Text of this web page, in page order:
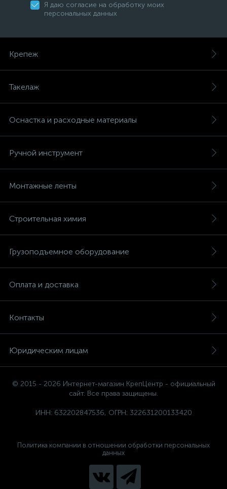
Я даю согласие на обработку моих
персональных данных
Крепеж
Такелаж
Оснастка и расходные материалы
Ручной инструмент
Монтажные ленты
Строительная химия
Грузоподъемное оборудование
Оплата и доставка
Контакты
Юридическим лицам
© 2015 - 2026 Интернет-магазин КрепЦентр - официальный
сайт. Все права защищены.
ИНН: 632202847536, ОГРН: 322631200133420
Политика компании в отношении обработки персональных
данных